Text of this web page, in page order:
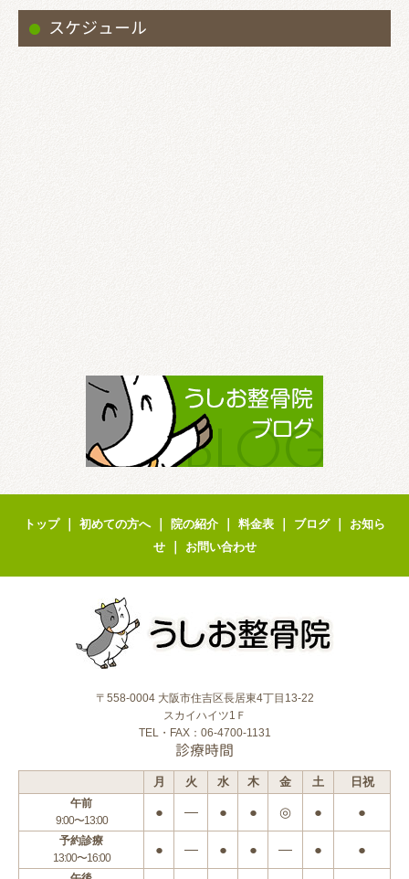
スケジュール
トップ｜ 初めての方へ｜ 院の紹介 ｜ 料金表 ｜ ブログ｜ お知ら
せ｜ お問い合わせ
〒558-0004 大阪市住吉区長居東4丁目13-22
スカイハイツ1Ｆ
TEL・FAX：06-4700-1131
診療時間
月 火 水 木 金 土 日祝
午前
9:00〜13:00
● ― ● ● ◎ ● ●
予約診療
13:00〜16:00
● ― ● ● ― ● ●